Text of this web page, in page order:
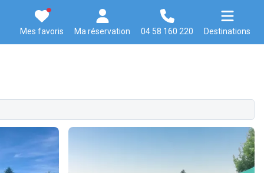
Mes favoris Ma réservation 04 58 160 220 Destinations